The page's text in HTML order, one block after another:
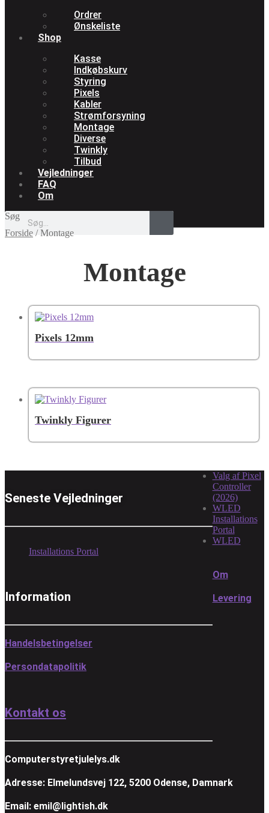
Ordrer
Ønskeliste
Shop
Kasse
Indkøbskurv
Styring
Pixels
Kabler
Strømforsyning
Montage
Diverse
Twinkly
Tilbud
Vejledninger
FAQ
Om
Søg
Forside /Montage
Montage
Pixels 12mm
Twinkly Figurer
Seneste Vejledninger
Valg af Pixel
Controller
(2026)
WLED
Installations
Portal
WLED
Installations Portal
Information
Om
Levering
Handelsbetingelser
Persondatapolitik
Kontakt os
Computerstyretjulelys.dk
Adresse: Elmelundsvej 122, 5200 Odense, Damnark
Email: emil@lightish.dk